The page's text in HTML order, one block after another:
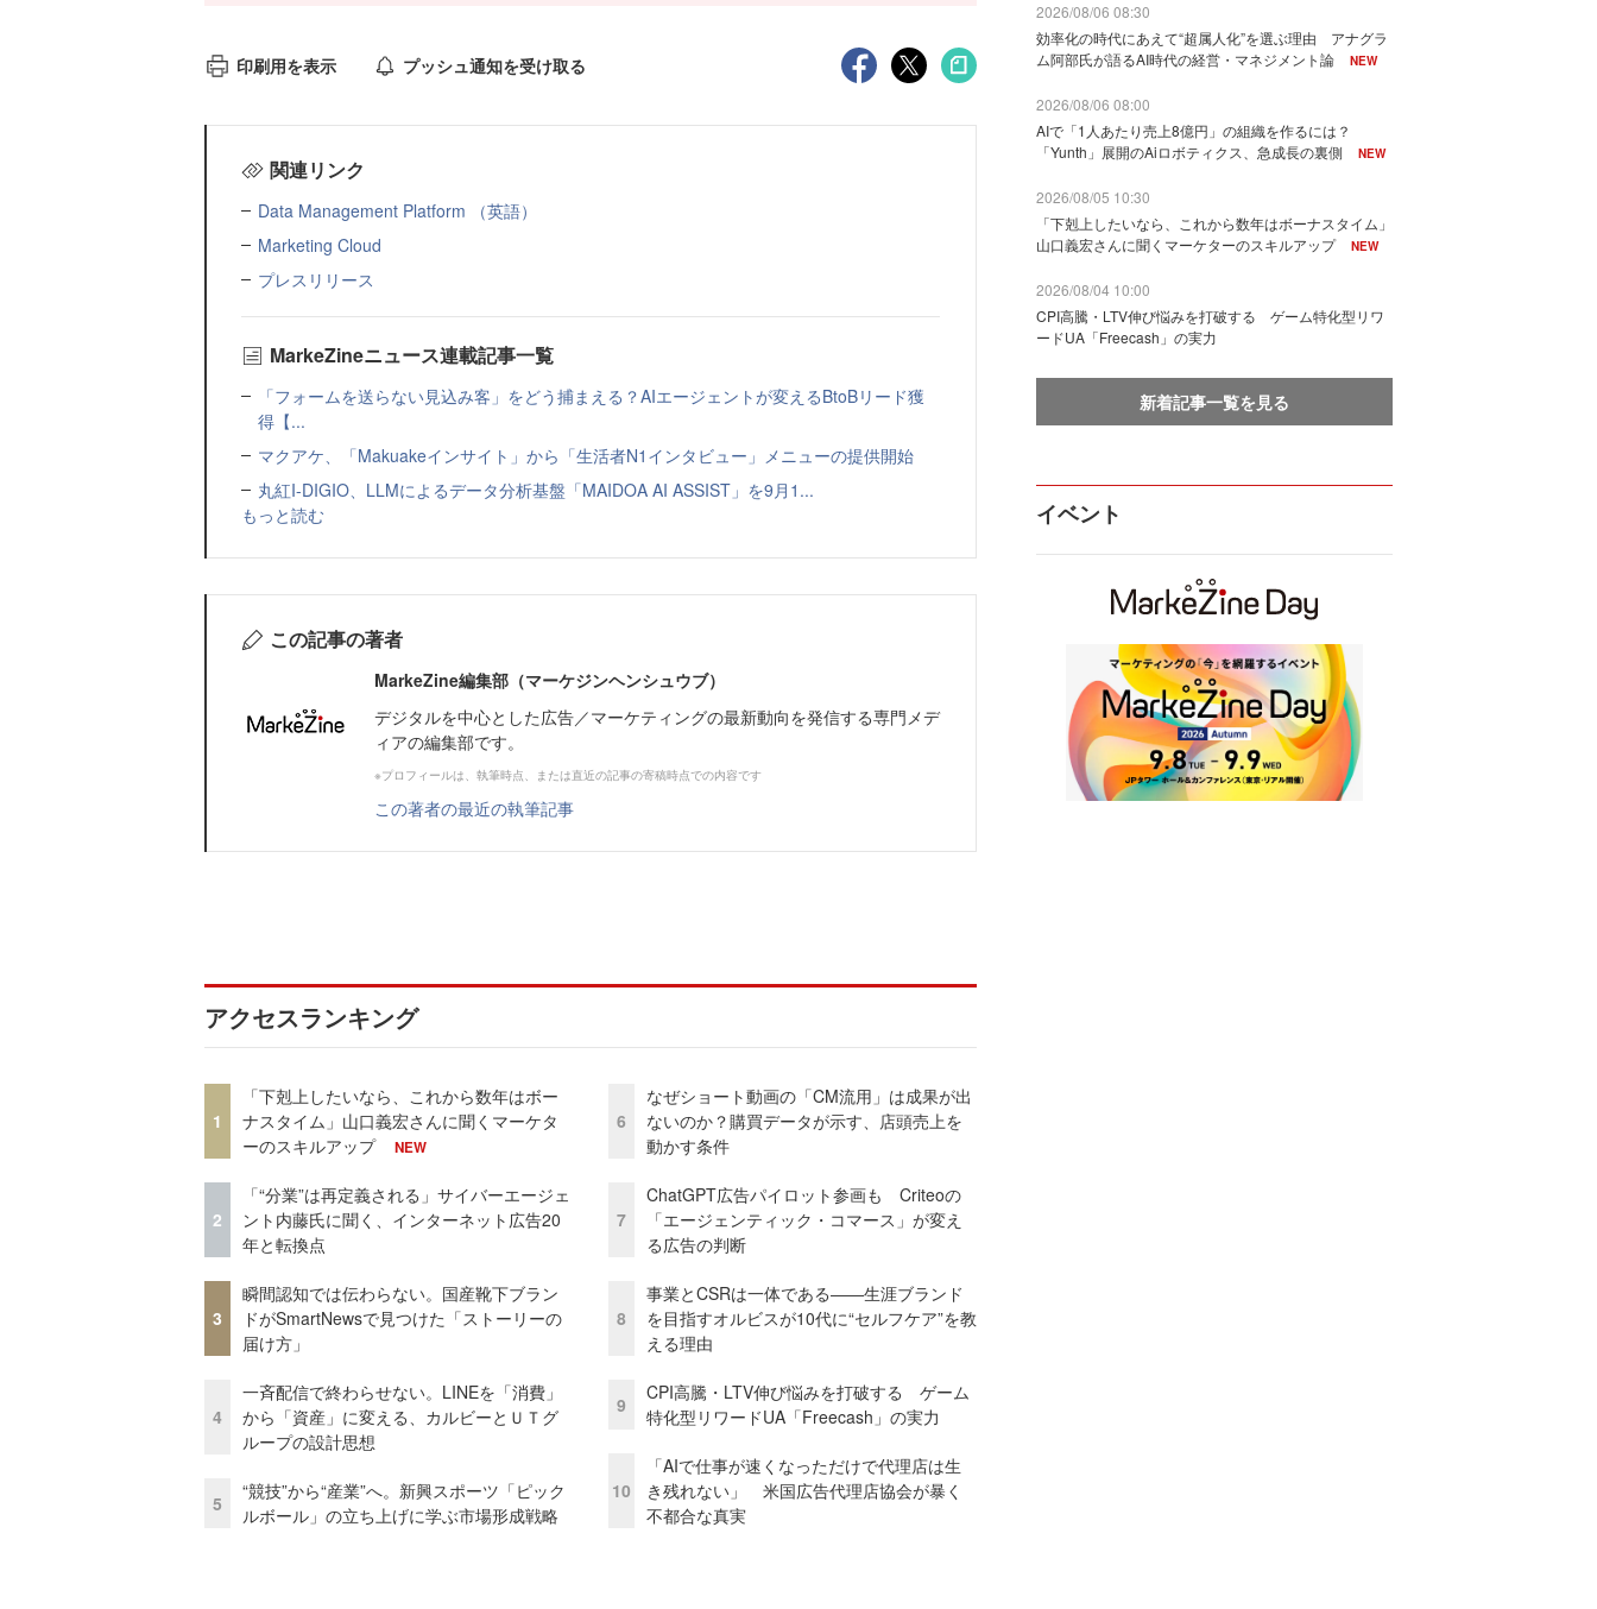
印刷用を表示 プッシュ通知を受け取る
関連リンク
Data Management Platform （英語）
Marketing Cloud
プレスリリース
MarkeZineニュース連載記事一覧
「フォームを送らない見込み客」をどう捕まえる？AIエージェントが変えるBtoBリード獲
得【...
マクアケ、「Makuakeインサイト」から「生活者N1インタビュー」メニューの提供開始
丸紅I-DIGIO、LLMによるデータ分析基盤「MAIDOA AI ASSIST」を9月1...
もっと読む
この記事の著者
MarkeZine編集部（マーケジンヘンシュウブ）
デジタルを中心とした広告／マーケティングの最新動向を発信する専門メデ
ィアの編集部です。
※プロフィールは、執筆時点、または直近の記事の寄稿時点での内容です
この著者の最近の執筆記事
アクセスランキング
1
「下剋上したいなら、これから数年はボー
ナスタイム」山口義宏さんに聞くマーケタ
ーのスキルアップ
NEW
2
「“分業”は再定義される」サイバーエージェ
ント内藤氏に聞く、インターネット広告20
年と転換点
3
瞬間認知では伝わらない。国産靴下ブラン
ドがSmartNewsで見つけた「ストーリーの
届け方」
4
一斉配信で終わらせない。LINEを「消費」
から「資産」に変える、カルビーとＵＴグ
ループの設計思想
5
“競技”から“産業”へ。新興スポーツ「ピック
ルボール」の立ち上げに学ぶ市場形成戦略
6
なぜショート動画の「CM流用」は成果が出
ないのか？購買データが示す、店頭売上を
動かす条件
7
ChatGPT広告パイロット参画も Criteoの
「エージェンティック・コマース」が変え
る広告の判断
8
事業とCSRは一体である――生涯ブランド
を目指すオルビスが10代に“セルフケア”を教
える理由
9
CPI高騰・LTV伸び悩みを打破する ゲーム
特化型リワードUA「Freecash」の実力
10
「AIで仕事が速くなっただけで代理店は生
き残れない」 米国広告代理店協会が暴く
不都合な真実
2026/08/06 08:30
効率化の時代にあえて“超属人化”を選ぶ理由 アナグラ
ム阿部氏が語るAI時代の経営・マネジメント論
NEW
2026/08/06 08:00
AIで「1人あたり売上8億円」の組織を作るには？
「Yunth」展開のAiロボティクス、急成長の裏側
NEW
2026/08/05 10:30
「下剋上したいなら、これから数年はボーナスタイム」
山口義宏さんに聞くマーケターのスキルアップ
NEW
2026/08/04 10:00
CPI高騰・LTV伸び悩みを打破する ゲーム特化型リワ
ードUA「Freecash」の実力
新着記事一覧を見る
イベント